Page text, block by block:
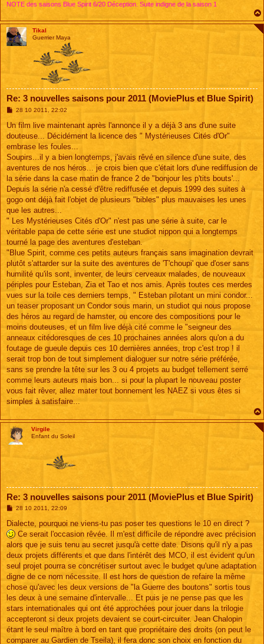
NOTE des saisons Blue Spirit 6/20 Déception. Suite indigne de la saison 1
Tikal
Guerrier Maya
Re: 3 nouvelles saisons pour 2011 (MoviePlus et Blue Spirit)
M
s
a
g
28 10 2011, 22:02
Un film live maintenant après l'annonce il y a déjà 3 ans d'une suite
douteuse... Décidément la licence des " Mystérieuses Cités d'Or"
embrase les foules...
Soupirs...il y a bien longtemps, j'avais rêvé en silence d'une suite, des
aventures de nos héros... je crois bien que c'était lors d'une rediffusion de
la série dans la case matin de france 2 de "bonjour les p'tits bouts'...
Depuis la série n'a cessé d'être rediffusée et depuis 1999 des suites à
gogo ont déjà fait l'objet de plusieurs "bibles" plus mauvaises les unes
que les autres...
" Les Mystérieuses Cités d'Or" n'est pas une série à suite, car le
véritable papa de cette série est une studiot nippon qui a longtemps
tourné la page des aventures d'esteban.
"Blue Spirit, comme ces petits auteurs français sans imagination devrait
plutôt s'attarder sur la suite des aventures de 'T'choupi' que d'oser sans
humilité qu'ils sont, inventer, de leurs cerveaux malades, de nouveaux
périples pour Esteban, Zia et Tao et nos amis. Après toutes ces merdes
vues sur la toile ces derniers temps, " Esteban pilotant un mini condor...
un teaser proposant un Condor sous marin, un studiot qui nous propose
des héros au regard de hamster, ou encore des compositions pour le
moins douteuses, et un film live déjà cité comme le "seigneur des
anneaux citédoresques de ces 10 prochaines années alors qu'on a du
foutage de gueule depuis ces 10 dernières années, trop c'est trop ! il
serait trop bon de tout simplement dialoguer sur notre série préférée,
sans se prendre la tête sur les 3 ou 4 projets au budget tellement serré
comme leurs auteurs mais bon... si pour la plupart le nouveau poster
vous fait rêver, allez mater tout bonnement les NAEZ si vous êtes si
simples à satisfaire...
Virgile
Enfant du Soleil
Re: 3 nouvelles saisons pour 2011 (MoviePlus et Blue Spirit)
M
s
a
g
28 10 2011, 22:09
Dialecte, pourquoi ne viens-tu pas poser tes questions le 10 en direct ?
Ce serait l'occasion rêvée. Il m'est difficile de répondre avec précision
alors que je suis tenu au secret jusqu'à cette date. Disons qu'il n'y a pas
deux projets différents et que dans l'intérêt des MCO, il est évident qu'un
seul projet pourra se concrétiser surtout avec le budget qu'une adaptation
digne de ce nom nécessite. Il est hors de question de refaire la même
chose qu'avec les deux versions de "la Guerre des boutons" sortis tous
les deux à une semaine d'intervalle... Et puis je ne pense pas que les
stars internationales qui ont été approchées pour jouer dans la trilogie
accepteront si deux projets devaient se court-circuiter. Jean Chalopin
étant le seul maître à bord en tant que propriétaire des droits (on peut le
comparer au Gardien de Tseila), il fera donc son choix en fonction du